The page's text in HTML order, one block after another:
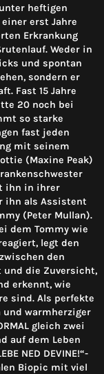
heftigen
erst Jahre
Erkrankung
Weder in
und spontan
sondern er
Fast 15 Jahre
20 noch bei
so starke
fast jeden
mit seinem
(Maxine Peak)
ihn in ihrer
ihn als Assistent
(Peter Mullan).
dem Tommy wie
legt den
den
und die Zuversicht,
erkennt, wie
sind. Als perfekte
warmherziger
gleich zwei
auf dem Leben
NED DEVINE!“-
Biopic mit viel